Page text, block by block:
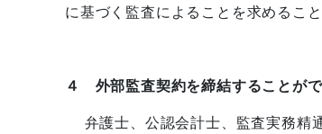
に基づく監査によることを求めること
４ 外部監査契約を締結することが
弁護士、公認会計士、監査実務精